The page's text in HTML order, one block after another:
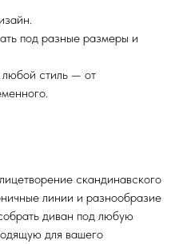
под разные размеры и
стиль — от
скандинавского
линии и разнообразие
диван под любую
для вашего